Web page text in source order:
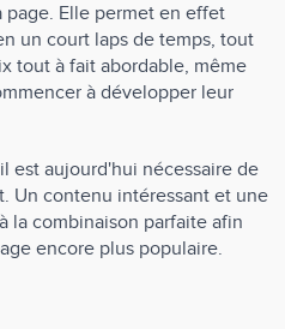
Elle permet en effet
un court laps de temps, tout
tout à fait abordable, même
à développer leur
est aujourd'hui nécessaire de
Un contenu intéressant et une
la combinaison parfaite afin
encore plus populaire.